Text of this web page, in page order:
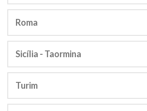
Roma
Sicília - Taormina
Turim